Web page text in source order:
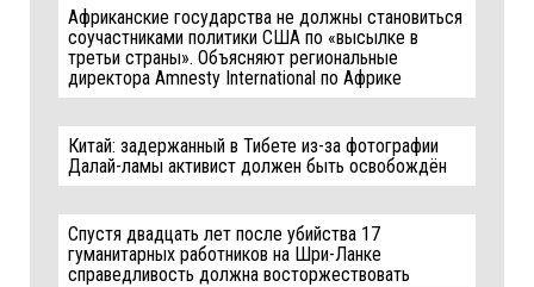
Африканские государства не должны становиться
соучастниками политики США по «высылке в
третьи страны». Объясняют региональные
директора Amnesty International по Африке
Китай: задержанный в Тибете из-за фотографии
Далай-ламы активист должен быть освобождён
Спустя двадцать лет после убийства 17
гуманитарных работников на Шри-Ланке
справедливость должна восторжествовать